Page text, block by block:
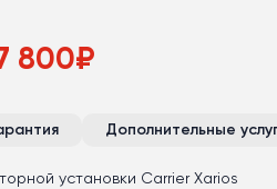
800₽
Дополнительные
установки Carrier Xarios